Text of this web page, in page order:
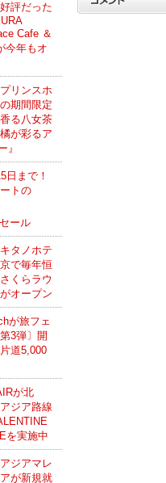
評だった
Cafe ＆
今年もオ
リンスホ
期間限定
香る八女茶
が彩るア
』
日まで！
トの
ール
タノホテ
で毎年恒
くらラウ
オープン
が旅フェ
3弾〕開
道5,000
が北
ジア路線
を実施中
ジアマレ
が新規就